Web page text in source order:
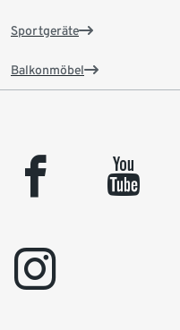
Sportgeräte
Balkonmöbel
facebook youtube
instagram